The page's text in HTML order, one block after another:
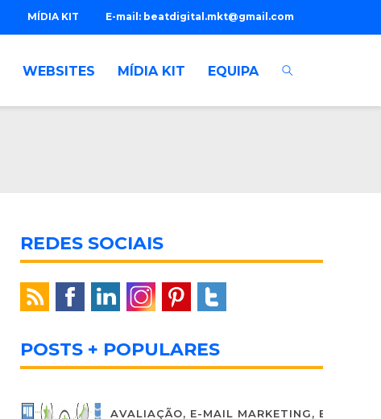
E-mail: beatdigital.mkt@gmail.com
MÍDIA KIT
WEBSITES MÍDIA KIT EQUIPA
REDES SOCIAIS
POSTS + POPULARES
AVALIAÇÃO, E-MAIL MARKETING,